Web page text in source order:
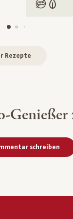
Low Carb
Rezepte
schreiben